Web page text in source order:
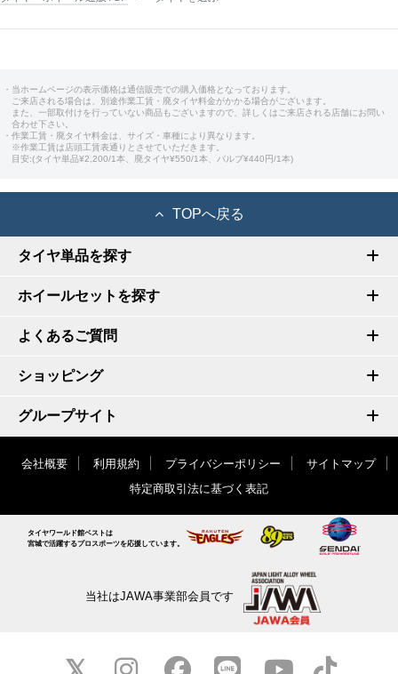
・当ホームページの表示価格は通信販売での購入価格となっております。
ご来店される場合は、別途作業工賃・廃タイヤ料金がかかる場合がございます。
また、一部取付けを行っていない商品もございますので、詳しくはご来店される店舗にお問い
合わせ下さい。
・作業工賃・廃タイヤ料金は、サイズ・車種により異なります。
※作業工賃は店頭工賃表通りとさせていただきます。
目安:(タイヤ単品¥2,200/1本、廃タイヤ¥550/1本、バルブ¥440円/1本)
TOPへ戻る
タイヤ単品を探す
ホイールセットを探す
よくあるご質問
ショッピング
グループサイト
会社概要 利用規約 プライバシーポリシー
サイトマップ
特定商取引法に基づく表記
タイヤワールド館ベストは
宮城で活躍するプロスポーツを応援しています。
当社はJAWA事業部会員です